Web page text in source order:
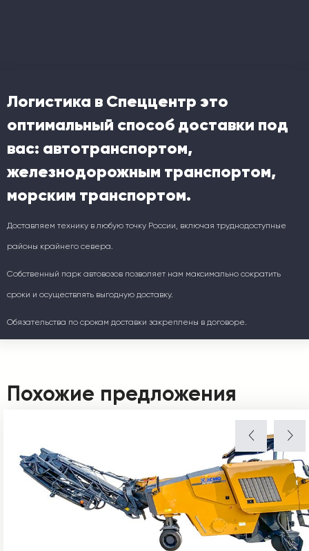
Логистика в Спеццентр это
оптимальный способ доставки под
вас: автотранспортом,
железнодорожным транспортом,
морским транспортом.
Доставляем технику в любую точку России, включая труднодоступные
районы крайнего севера.
Собственный парк автовозов позволяет нам максимально сократить
сроки и осуществлять выгодную доставку.
Обязательства по срокам доставки закреплены в договоре.
Похожие предложения